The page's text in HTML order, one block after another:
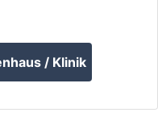
/ Klinik